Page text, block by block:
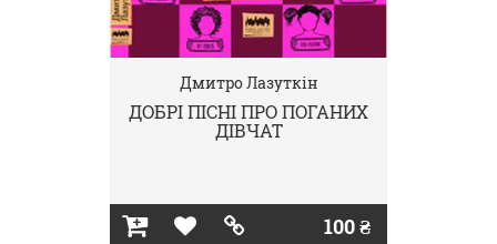
Дмитро Лазуткін
ДОБРІ ПІСНІ ПРО ПОГАНИХ
ДІВЧАТ
100 ₴